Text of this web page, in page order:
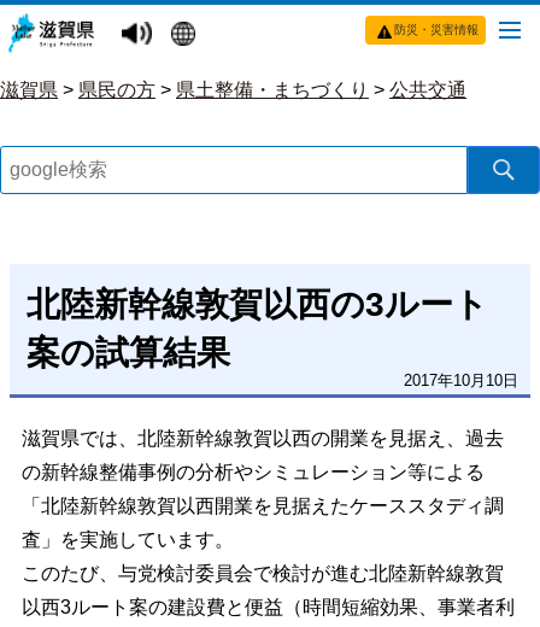
防災・災害情報
滋賀県 > 県民の方 > 県土整備・まちづくり > 公共交通
北陸新幹線敦賀以西の3ルート
案の試算結果
2017年10月10日
滋賀県では、北陸新幹線敦賀以西の開業を見据え、過去
の新幹線整備事例の分析やシミュレーション等による
「北陸新幹線敦賀以西開業を見据えたケーススタディ調
査」を実施しています。
このたび、与党検討委員会で検討が進む北陸新幹線敦賀
以西3ルート案の建設費と便益（時間短縮効果、事業者利